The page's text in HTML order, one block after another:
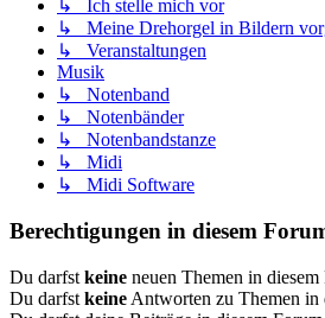
↳ Ich stelle mich vor
↳ Meine Drehorgel in Bildern
↳ Veranstaltungen
Musik
↳ Notenband
↳ Notenbänder
↳ Notenbandstanze
↳ Midi
↳ Midi Software
Berechtigungen in diesem
Du darfst keine neuen Themen in diesem
Du darfst keine Antworten zu Themen in